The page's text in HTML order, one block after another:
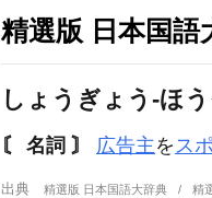
精選版 日本国語
しょうぎょう‐ほ
〘 名詞 〙 広告主を ス
出典 精選版 日本国語大辞典 精